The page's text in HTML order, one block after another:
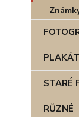
STARÉ
RŮZNÉ